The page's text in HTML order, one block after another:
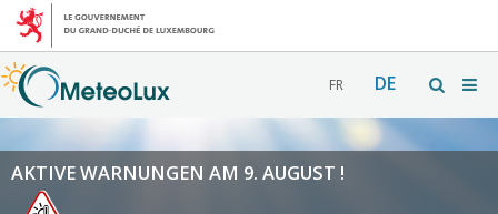
FR DE
AKTIVE WARNUNGEN AM 9. AUGUST !